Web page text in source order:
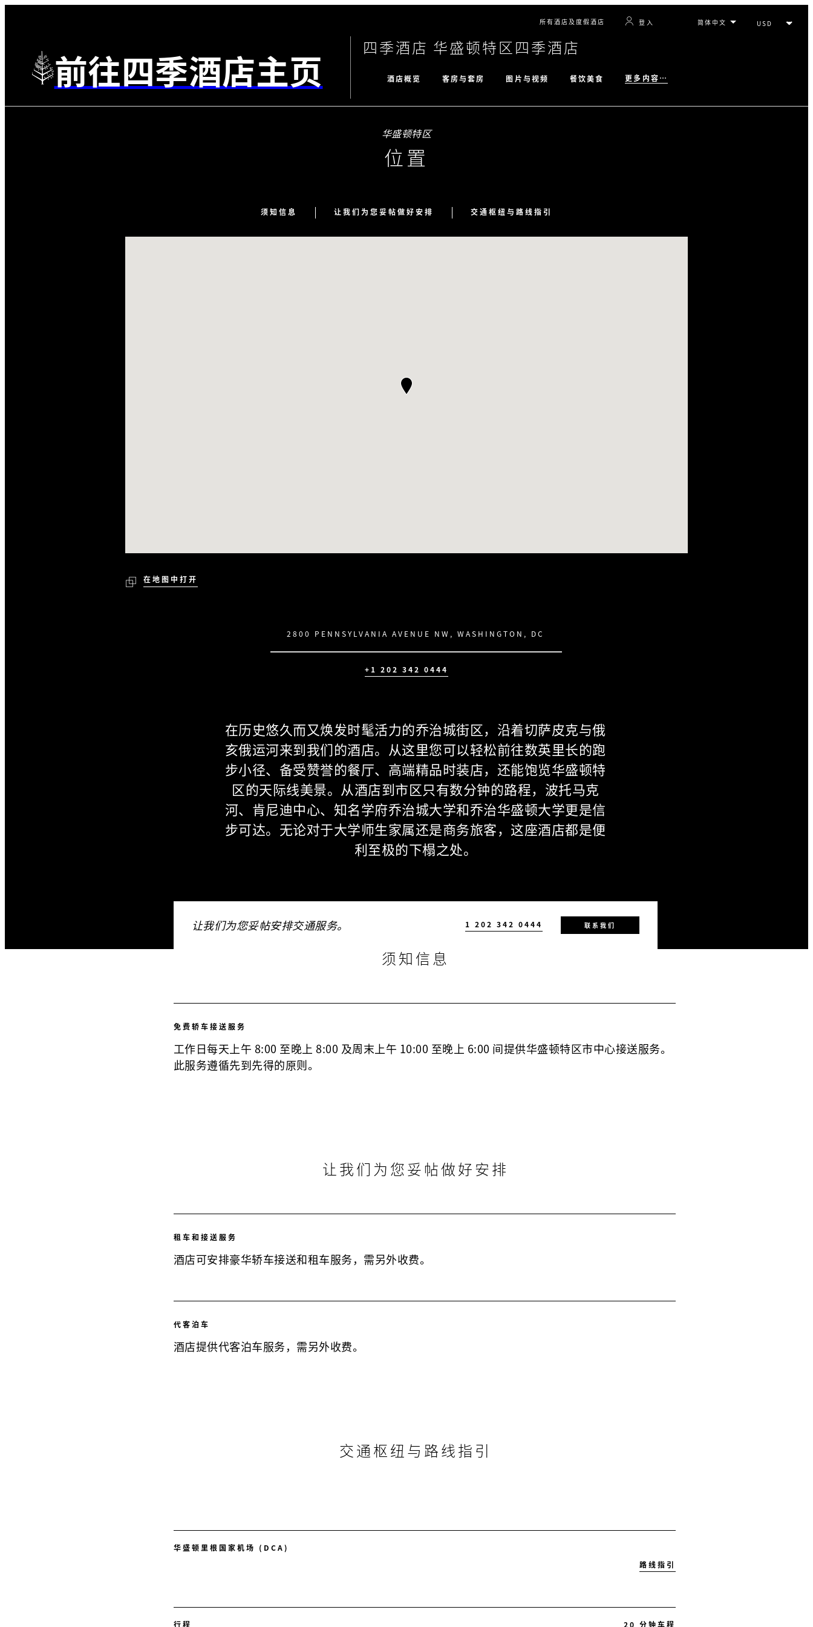
所有酒店及度假酒店 登入
前往四季酒店主页 四季酒店 华盛顿特区四季酒店
酒店概览 客房与套房 图片与视频 餐饮美食 更多内容…
华盛顿特区
位置
须知信息 让我们为您妥帖做好安排 交通枢纽与路线指引
在地图中打开
2800 PENNSYLVANIA AVENUE NW, WASHINGTON, DC
+1 202 342 0444
在历史悠久而又焕发时髦活力的乔治城街区，沿着切萨皮克与俄
亥俄运河来到我们的酒店。从这里您可以轻松前往数英里长的跑
步小径、备受赞誉的餐厅、高端精品时装店，还能饱览华盛顿特
区的天际线美景。从酒店到市区只有数分钟的路程，波托马克
河、肯尼迪中心、知名学府乔治城大学和乔治华盛顿大学更是信
步可达。无论对于大学师生家属还是商务旅客，这座酒店都是便
利至极的下榻之处。
让我们为您妥帖安排交通服务。 1 202 342 0444 联系我们
须知信息
免费轿车接送服务
工作日每天上午 8:00 至晚上 8:00 及周末上午 10:00 至晚上 6:00 间提供华盛顿特区市中心接送服务。
此服务遵循先到先得的原则。
让我们为您妥帖做好安排
租车和接送服务
酒店可安排豪华轿车接送和租车服务，需另外收费。
代客泊车
酒店提供代客泊车服务，需另外收费。
交通枢纽与路线指引
华盛顿里根国家机场 (DCA)
路线指引
行程 20 分钟车程